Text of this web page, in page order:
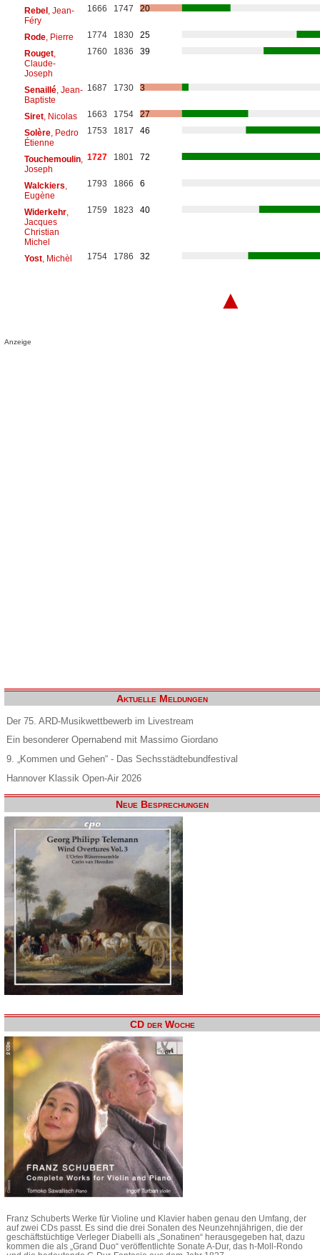
Rebel, Jean-
Féry
1666 1747 20
Rode, Pierre 1774 1830
25
Rouget,
Claude-
Joseph
1760 1836 39
Senaillé, Jean-
Baptiste
1687 1730 3
Siret, Nicolas 1663 1754
27
Solère, Pedro
Étienne
1753 1817 46
Touchemoulin,
Joseph
1727 1801 72
Walckiers
Eugène
1793 1866 6
Widerkehr,
Jacques
Christian
Michel
1759 1823 40
Yost, Michèl 1754 1786 32
▲
Anzeige
Aktuelle Meldungen
Der 75. ARD-Musikwettbewerb im Livestream
Ein besonderer Opernabend mit Massimo Giordano
9. „Kommen und Gehen“ - Das Sechsstädtebundfestival
Hannover Klassik Open-Air 2026
Neue Besprechungen
CD der Woche
Franz Schuberts Werke für Violine und Klavier haben genau den Umfang, der
auf zwei CDs passt. Es sind die drei Sonaten des Neunzehnjährigen, die der
geschäftstüchtige Verleger Diabelli als „Sonatinen“ herausgegeben hat, dazu
kommen die als „Grand Duo“ veröffentlichte Sonate A-Dur, das h-Moll-Rondo